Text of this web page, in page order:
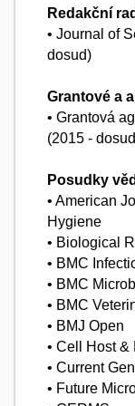
Redakční
• Journal of
dosud)
Grantové a
• Grantová
(2015 -
Posudky
• American
Hygiene
• Biological
• BMC
• BMC
• BMC
• BMJ Open
• Cell Host &
• Current
• Future